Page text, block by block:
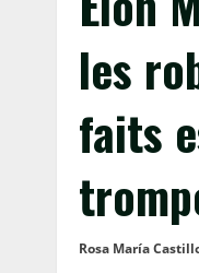
les
faits
Rosa María